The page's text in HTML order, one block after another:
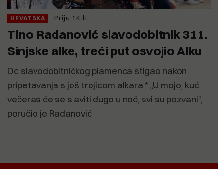
HRVATSKA Prije 14 h
Tino Radanović slavodobitnik 311.
Sinjske alke, treći put osvojio Alku
Do slavodobitničkog plamenca stigao nakon
pripetavanja s još trojicom alkara * „U mojoj kući
večeras će se slaviti dugo u noć, svi su pozvani“,
poručio je Radanović